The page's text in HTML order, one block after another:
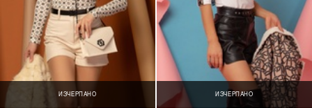
ИЗЧЕРПАНО ИЗЧЕРПАНО